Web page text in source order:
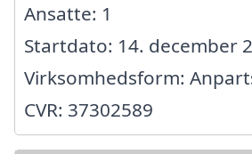
Ansatte: 1
Startdato: 14. december
Virksomhedsform:
CVR: 37302589